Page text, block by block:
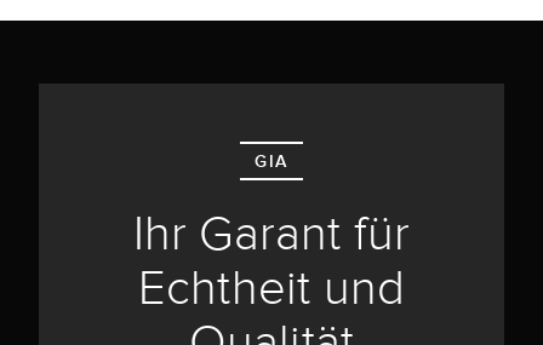
GIA
Ihr Garant für
Echtheit und